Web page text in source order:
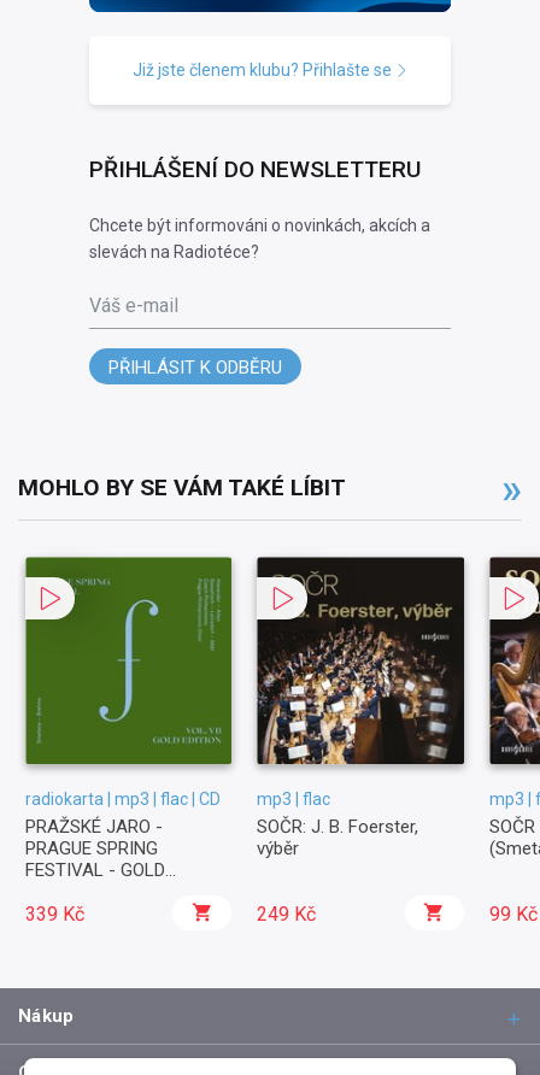
Již jste členem klubu? Přihlašte se
PŘIHLÁŠENÍ DO NEWSLETTERU
Chcete být informováni o novinkách, akcích a
slevách na Radiotéce?
Váš e-mail
PŘIHLÁSIT K ODBĚRU
MOHLO BY SE VÁM TAKÉ LÍBIT
radiokarta | mp3 | flac | CD
PRAŽSKÉ JARO -
PRAGUE SPRING
FESTIVAL - GOLD
339 Kč
mp3 | flac
SOČR: J. B. Foerster,
výběr
249 Kč
mp3 |
99 Kč
Nákup